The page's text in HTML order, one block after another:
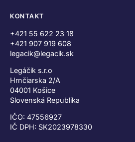
KONTAKT
+421 55 622 23 18
+421 907 919 608
legacik@legacik.sk
Legáčik s.r.o
Hrnčiarska 2/A
04001 Košice
Slovenská Republika
IČO: 47556927
IČ DPH: SK2023978330